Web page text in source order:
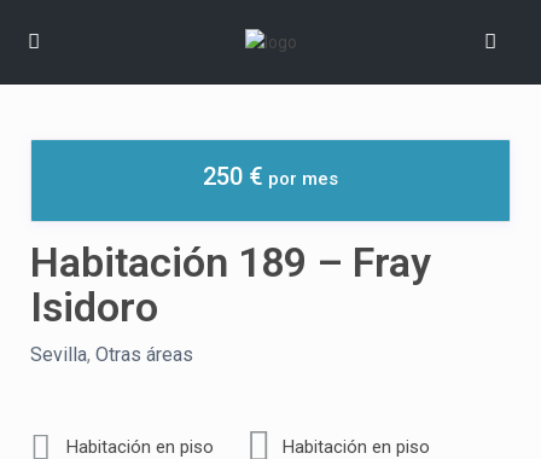
250 €
Habitación 189 – Fray
Isidoro
Sevilla, Otras áreas
Habitación en piso
Habitación en piso